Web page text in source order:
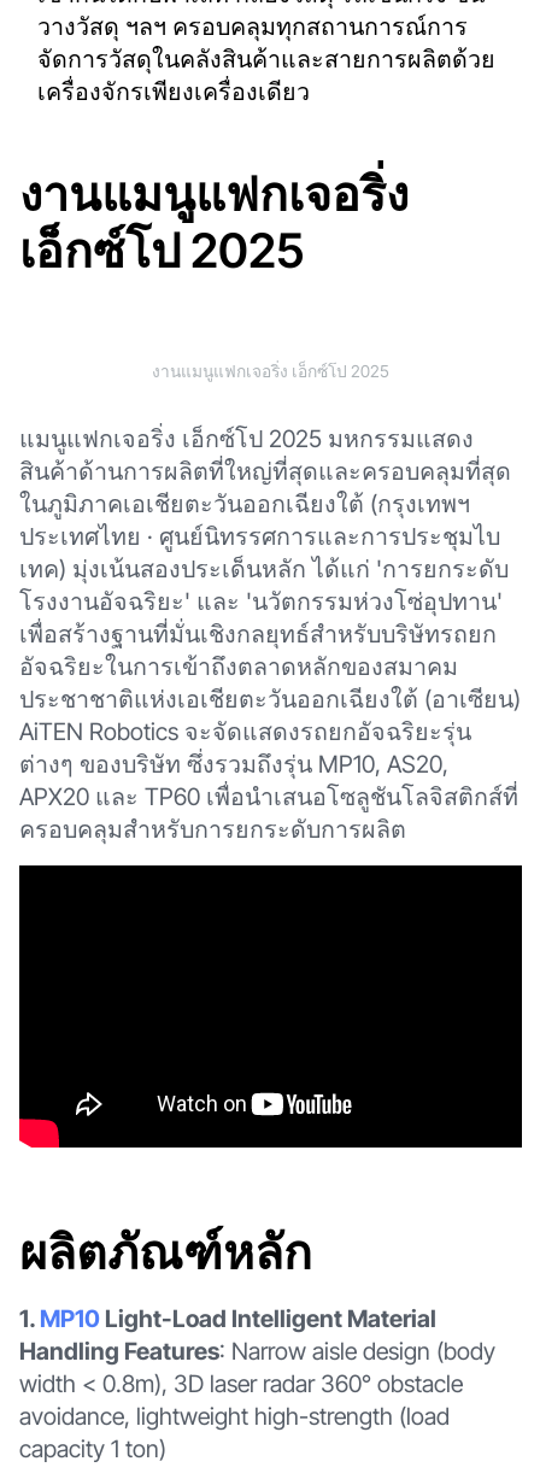
วางวัสดุ ฯลฯ ครอบคลุมทุกสถานการณ์การ
จัดการวัสดุในคลังสินค้าและสายการผลิตด้วย
เครื่องจักรเพียงเครื่องเดียว
งานแมนูแฟกเจอริ่ง
เอ็กซ์โป 2025
งานแมนูแฟกเจอริ่ง เอ็กซ์โป 2025
แมนูแฟกเจอริ่ง เอ็กซ์โป 2025 มหกรรมแสดง
สินค้าด้านการผลิตที่ใหญ่ที่สุดและครอบคลุมที่สุด
ในภูมิภาคเอเชียตะวันออกเฉียงใต้ (กรุงเทพฯ
ประเทศไทย · ศูนย์นิทรรศการและการประชุมไบ
เทค) มุ่งเน้นสองประเด็นหลัก ได้แก่ 'การยกระดับ
โรงงานอัจฉริยะ' และ 'นวัตกรรมห่วงโซ่อุปทาน'
เพื่อสร้างฐานที่มั่นเชิงกลยุทธ์สำหรับบริษัทรถยก
อัจฉริยะในการเข้าถึงตลาดหลักของสมาคม
ประชาชาติแห่งเอเชียตะวันออกเฉียงใต้ (อาเซียน)
AiTEN Robotics จะจัดแสดงรถยกอัจฉริยะรุ่น
ต่างๆ ของบริษัท ซึ่งรวมถึงรุ่น MP10, AS20,
APX20 และ TP60 เพื่อนำเสนอโซลูชันโลจิสติกส์ที่
ครอบคลุมสำหรับการยกระดับการผลิต
ผลิตภัณฑ์หลัก
1. MP10Light-Load Intelligent Material
Handling Features: Narrow aisle design (body
width < 0.8m), 3D laser radar 360° obstacle
avoidance, lightweight high-strength (load
capacity 1 ton)